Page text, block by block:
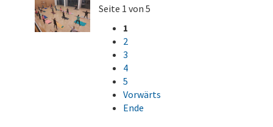
Seite 1 von 5
1
2
3
4
5
Vorwärts
Ende